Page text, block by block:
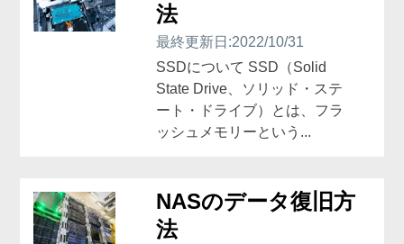
法
最終更新日:2022/10/31
SSDについて SSD（Solid
State Drive、ソリッド・ステ
ート・ドライブ）とは、フラ
ッシュメモリーという...
NASのデータ復旧方
法